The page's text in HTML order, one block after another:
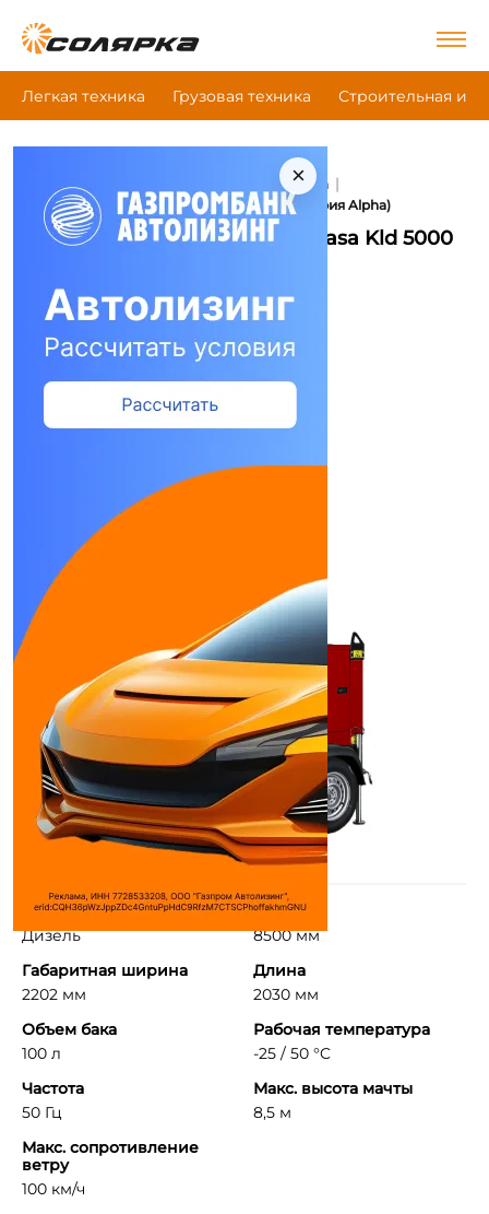
Легкая техника Грузовая техника Строительная и
×
Главная Строительная и дорожная техника |
Осветительная мачта Kedasa Kld 5000 (Серия Alpha)
Осветительная мачта Kedasa Kld 5000
Сравнить
Используемое топливо
Дизель
Высота
8500 мм
Габаритная ширина
2202 мм
Длина
2030 мм
Объем бака
100 л
Рабочая температура
-25 / 50 °C
Частота
50 Гц
Макс. высота мачты
8,5 м
Макс. сопротивление
ветру
100 км/ч